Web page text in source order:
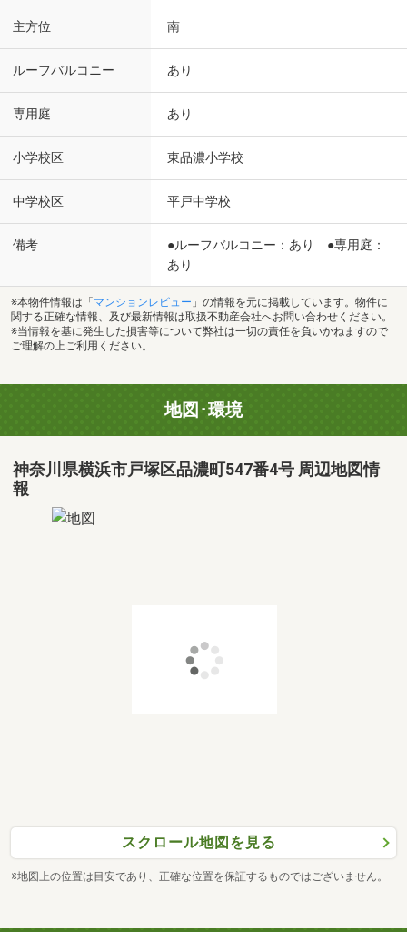
主方位 南
ルーフバルコニー あり
専用庭 あり
小学校区 東品濃小学校
中学校区 平戸中学校
備考
●ルーフバルコニー：あり ●専用庭：
あり
※本物件情報は「 マンションレビュー 」の情報を元に掲載しています。物件に
関する正確な情報、及び最新情報は取扱不動産会社へお問い合わせください。
※当情報を基に発生した損害等について弊社は一切の責任を負いかねますので
ご理解の上ご利用ください。
地図･環境
神奈川県横浜市戸塚区品濃町547番4号 周辺地図情
報
スクロール地図を見る
※地図上の位置は目安であり、正確な位置を保証するものではございません。